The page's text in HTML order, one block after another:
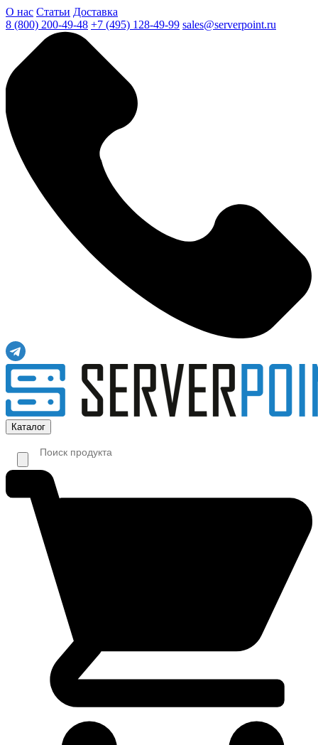
О нас Статьи Доставка
8 (800) 200-49-48 +7 (495) 128-49-99 sales@serverpoint.ru
Каталог